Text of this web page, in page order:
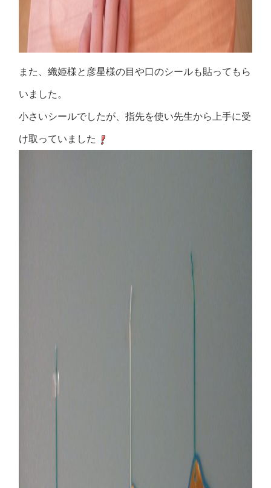
また、織姫様と彦星様の目や口のシールも貼ってもら
いました。
小さいシールでしたが、指先を使い先生から上手に受
け取っていました